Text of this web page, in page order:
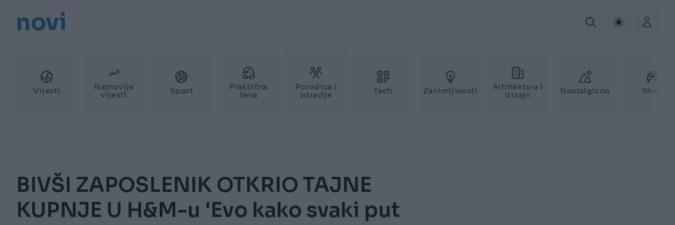
novi
Vijesti
Najnovije
vijesti
Sport
Praktična
žena
Porodica i
zdravlje
Tech Zanimljivosti
Arhitektura i
dizajn
Nostalgicno Show
BIVŠI ZAPOSLENIK OTKRIO TAJNE
KUPNJE U H&M-u 'Evo kako svaki put